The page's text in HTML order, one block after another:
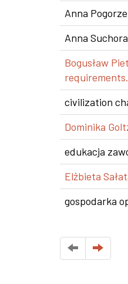
Anna
Anna
Bogusław
civilization
Dominika
edukacja
Elżbieta
gospodarka